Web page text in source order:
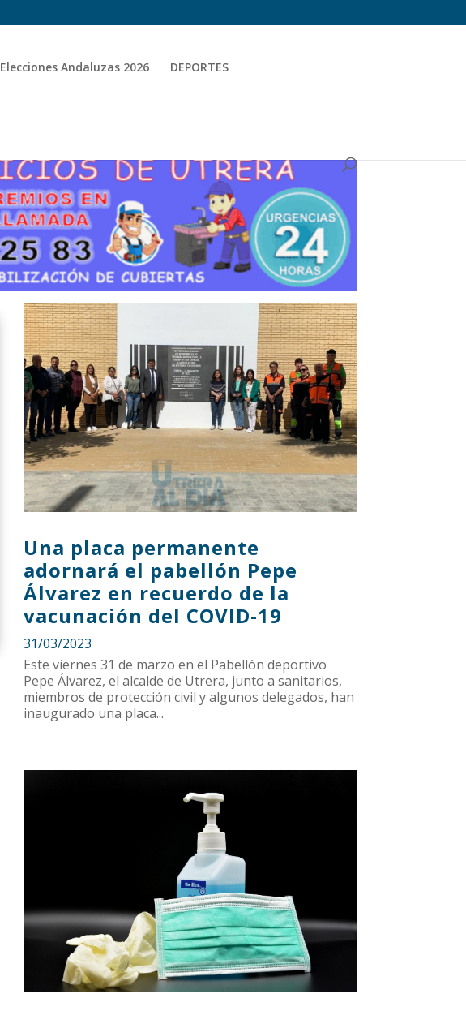
Elecciones Andaluzas 2026 DEPORTES
Una placa permanente
adornará el pabellón Pepe
Álvarez en recuerdo de la
vacunación del COVID-19
31/03/2023
Este viernes 31 de marzo en el Pabellón deportivo
Pepe Álvarez, el alcalde de Utrera, junto a sanitarios,
miembros de protección civil y algunos delegados, han
inaugurado una placa...